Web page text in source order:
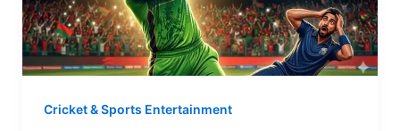
Cricket & Sports Entertainment